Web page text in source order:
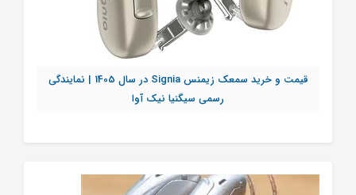
قیمت و خرید سمعک زیمنس Signia در سال 1405 | نمایندگی
رسمی سیگنیا نیک آوا